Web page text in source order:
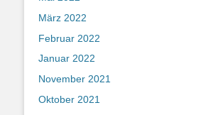
März 2022
Februar 2022
Januar 2022
November 2021
Oktober 2021